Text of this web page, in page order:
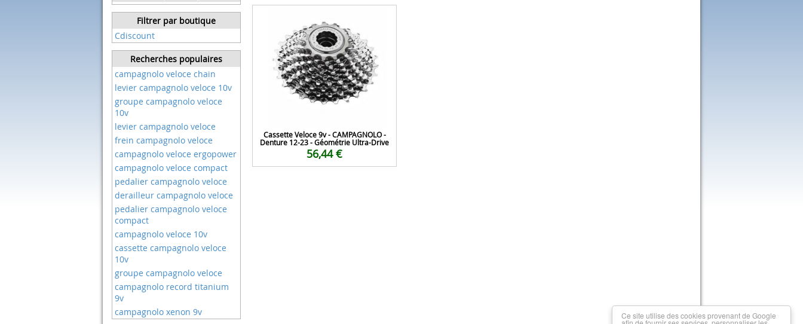
Filtrer par boutique
Cdiscount
Recherches populaires
campagnolo veloce chain
levier campagnolo veloce 10v
groupe campagnolo veloce
10v
levier campagnolo veloce
frein campagnolo veloce
campagnolo veloce ergopower
campagnolo veloce compact
pedalier campagnolo veloce
derailleur campagnolo veloce
pedalier campagnolo veloce
compact
campagnolo veloce 10v
cassette campagnolo veloce
10v
groupe campagnolo veloce
campagnolo record titanium
9v
campagnolo xenon 9v
Cassette Veloce 9v - CAMPAGNOLO -
Denture 12-23 - Géométrie Ultra-Drive
56,44 €
Ce site utilise des cookies provenant de Google